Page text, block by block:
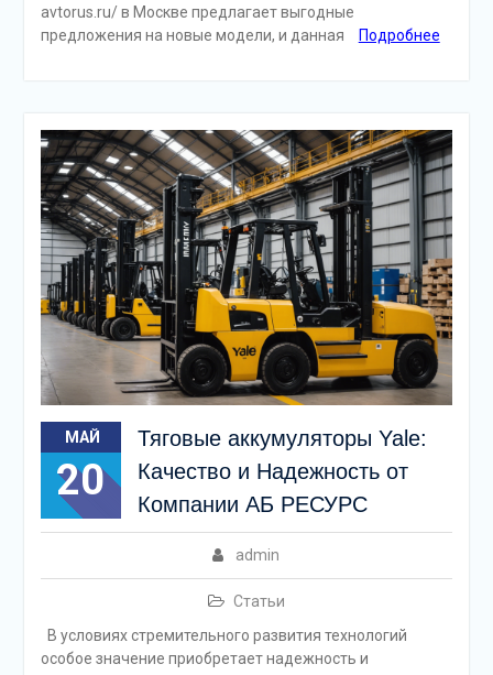
avtorus.ru/ в Москве предлагает выгодные
предложения на новые модели, и данная
Подробнее
МАЙ
20
Тяговые аккумуляторы Yale:
Качество и Надежность от
Компании АБ РЕСУРС
admin
Статьи
В условиях стремительного развития технологий
особое значение приобретает надежность и